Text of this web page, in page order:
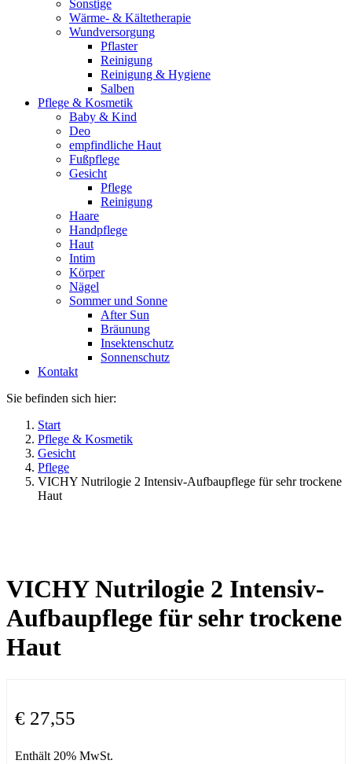
Sonstige
Wärme- & Kältetherapie
Wundversorgung
Pflaster
Reinigung
Reinigung & Hygiene
Salben
Pflege & Kosmetik
Baby & Kind
Deo
empfindliche Haut
Fußpflege
Gesicht
Pflege
Reinigung
Haare
Handpflege
Haut
Intim
Körper
Nägel
Sommer und Sonne
After Sun
Bräunung
Insektenschutz
Sonnenschutz
Kontakt
Sie befinden sich hier:
Start
Pflege & Kosmetik
Gesicht
Pflege
VICHY Nutrilogie 2 Intensiv-Aufbaupflege für sehr trockene
Haut
VICHY Nutrilogie 2 Intensiv-
Aufbaupflege für sehr trockene
Haut
€ 27,55
Enthält 20% MwSt.